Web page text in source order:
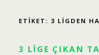
ETIKET: 3 LIGDEN
3 LIGE ÇIKAN